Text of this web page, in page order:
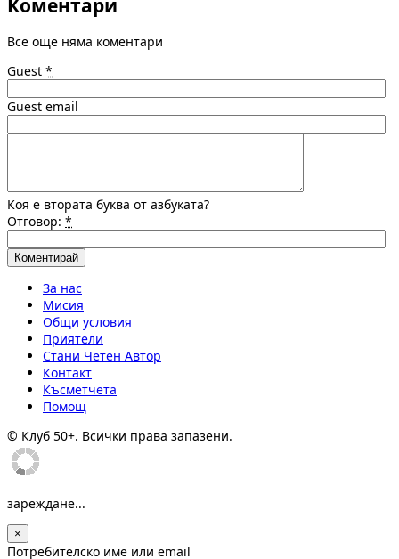
Коментари
Все още няма коментари
Guest *
Guest email
Коя е втората буква от азбуката?
Отговор: *
За нас
Мисия
Общи условия
Приятели
Стани Четен Автор
Контакт
Късметчета
Помощ
© Клуб 50+. Всички права запазени.
зареждане...
×
Потребителско име или email